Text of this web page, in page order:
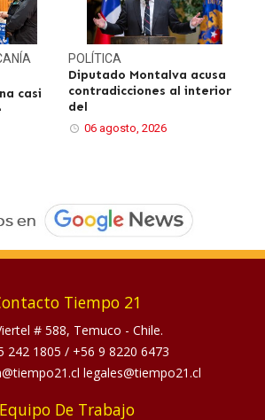
casi
POLÍTICA
Diputado Montalva acusa
contradicciones al interior
del
06 agosto, 2026
Tiempo 21
# 588, Temuco - Chile.
242 1805 / +56 9 8220 6473
legales@tiempo21.cl
Equipo De Trabajo